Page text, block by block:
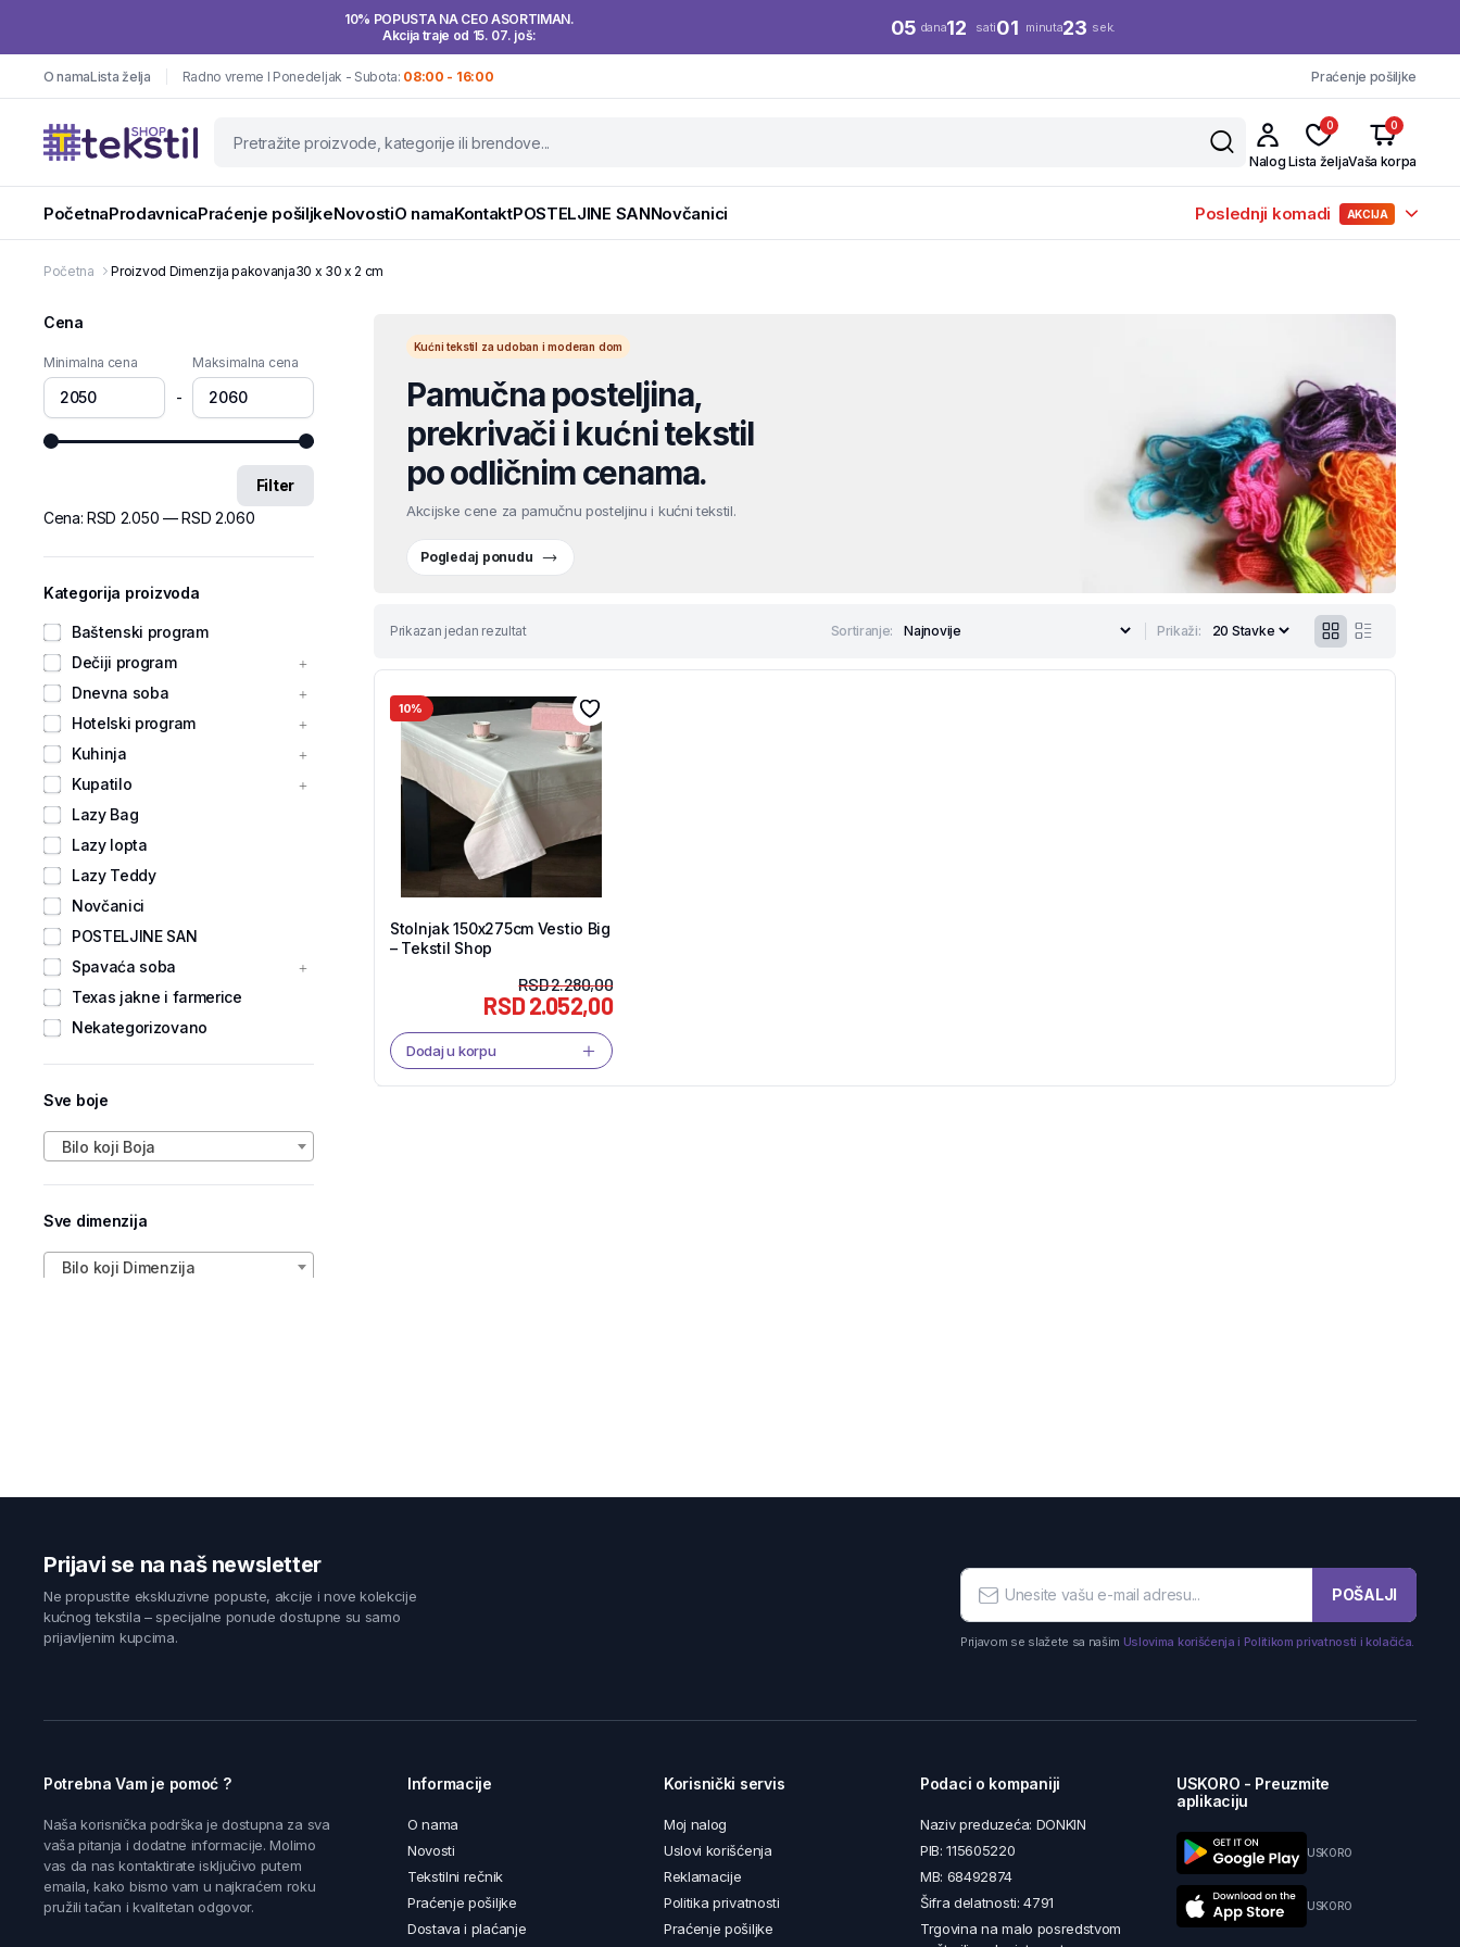
10% POPUSTA NA CEO ASORTIMAN.
Akcija traje od 15. 07. još:
05 dana12 sati01 minuta22 sek.
O namaLista želja Radno vreme I Ponedeljak - Subota: 08:00 - 16:00 Praćenje pošiljke
Nalog
0
Lista želja
0
Vaša korpa
PočetnaProdavnicaPraćenje pošiljkeNovostiO namaKontaktPOSTELJINE SANNovčanici Poslednji komadi AKCIJA
Početna Proizvod Dimenzija pakovanja30 x 30 x 2 cm
Kućni tekstil za udoban i moderan dom
Pamučna posteljina,
prekrivači i kućni tekstil
po odličnim cenama.
Akcijske cene za pamučnu posteljinu i kućni tekstil.
Pogledaj ponudu
Prikazan jedan rezultat Sortiranje: Prikaži:
10%
Stolnjak 150x275cm Vestio Big
– Tekstil Shop
RSD2.280,00
RSD2.052,00
Dodaj u korpu
Cena
Minimalna cena
-
Maksimalna cena
Filter
Cena:RSD 2.050 —RSD 2.060
Kategorija proizvoda
Baštenski program
Dečiji program
Dnevna soba
Hotelski program
Kuhinja
Kupatilo
Lazy Bag
Lazy lopta
Lazy Teddy
Novčanici
POSTELJINE SAN
Spavaća soba
Texas jakne i farmerice
Nekategorizovano
Sve boje
Bilo koji Boja
Sve dimenzija
Bilo koji Dimenzija
Prijavi se na naš newsletter
Ne propustite ekskluzivne popuste, akcije i nove kolekcije
kućnog tekstila – specijalne ponude dostupne su samo
prijavljenim kupcima.
POŠALJI
Prijavom se slažete sa našim Uslovima korišćenja i Politikom privatnosti i kolačića.
Potrebna Vam je pomoć ?
Naša korisnička podrška je dostupna za sva
vaša pitanja i dodatne informacije. Molimo
vas da nas kontaktirate isključivo putem
emaila, kako bismo vam u najkraćem roku
pružili tačan i kvalitetan odgovor.
Informacije
O nama
Novosti
Tekstilni rečnik
Praćenje pošiljke
Dostava i plaćanje
Korisnički servis
Moj nalog
Uslovi korišćenja
Reklamacije
Politika privatnosti
Praćenje pošiljke
Podaci o kompaniji
Naziv preduzeća: DONKIN
PIB: 115605220
MB: 68492874
Šifra delatnosti: 4791
Trgovina na malo posredstvom
USKORO - Preuzmite
aplikaciju
USKORO
USKORO